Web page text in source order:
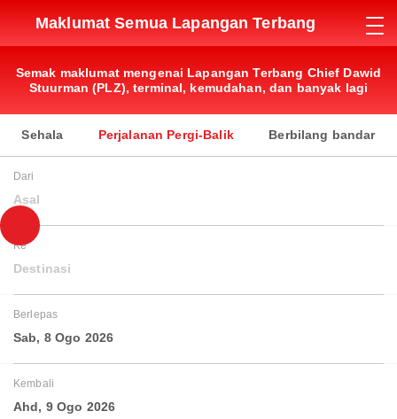
Maklumat Semua Lapangan Terbang
Semak maklumat mengenai Lapangan Terbang Chief Dawid
Stuurman (PLZ), terminal, kemudahan, dan banyak lagi
Sehala Perjalanan Pergi-Balik Berbilang bandar
Dari
Asal
Ke
Destinasi
Berlepas
Sab, 8 Ogo 2026
Kembali
Ahd, 9 Ogo 2026